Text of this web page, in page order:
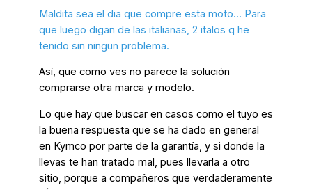
Maldita sea el dia que compre esta moto... Para
que luego digan de las italianas, 2 italos q he
tenido sin ningun problema.
Así, que como ves no parece la solución
comprarse otra marca y modelo.
Lo que hay que buscar en casos como el tuyo es
la buena respuesta que se ha dado en general
en Kymco por parte de la garantía, y si donde la
llevas te han tratado mal, pues llevarla a otro
sitio, porque a compañeros que verdaderamente